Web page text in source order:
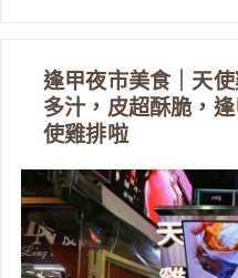
逢甲夜市美食｜天
多汁，皮超酥脆，
使雞排啦